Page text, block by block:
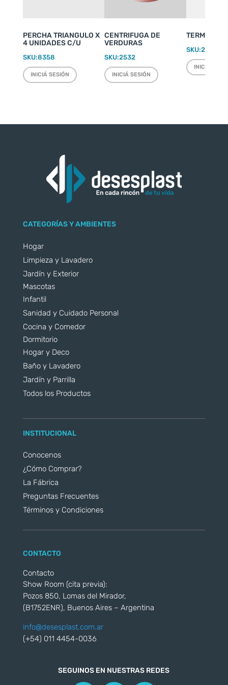
PERCHA TRIANGULO X
4 UNIDADES C/U
SKU:8358
INICIÁ SESIÓN
CENTRIFUGA DE
VERDURAS
SKU:2532
INICIÁ SESIÓN
TERMO
SKU:2220
INICIÁ
CATEGORÍAS Y AMBIENTES
Hogar
Limpieza y Lavadero
Jardín y Exterior
Mascotas
Infantil
Sanidad y Cuidado Personal
Cocina y Comedor
Dormitorio
Hogar y Deco
Baño y Lavadero
Jardín y Parrilla
Todos los Productos
INSTITUCIONAL
Conocenos
¿Cómo Comprar?
La Fábrica
Preguntas Frecuentes
Términos y Condiciones
CONTACTO
Contacto
Show Room (cita previa):
Pozos 850, Lomas del Mirador,
(B1752ENR), Buenos Aires – Argentina
info@desesplast.com.ar
(+54) 011 4454-0036
SEGUINOS EN NUESTRAS REDES